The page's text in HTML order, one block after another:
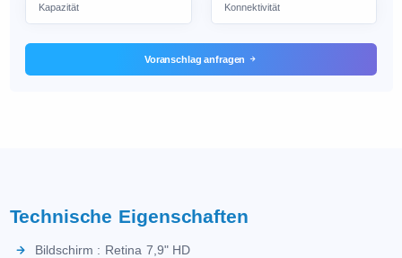
Voranschlag anfragen
Technische Eigenschaften
Bildschirm : Retina 7,9" HD